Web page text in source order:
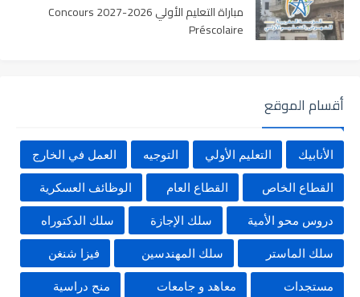
مباراة التعليم الأولي 2026-2027 Concours
Préscolaire
أقسام الموقع
الأنابيك التعليم الأولي التوجيه العمل في الخارج
القطاع الخاص القطاع العام الوظائف العسكرية
دروس محو الأمية سلك الإجازة سلك الدكتوراه
سلك الماستر سلك المهندسين فيزا شنغن
مستجدات معاهد و جامعات منح دراسية